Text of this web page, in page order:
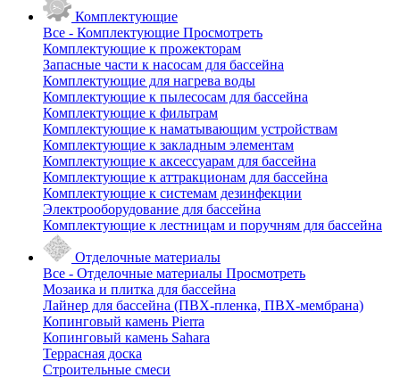
Комплектующие
Все - Комплектующие Просмотреть
Комплектующие к прожекторам
Запасные части к насосам для бассейна
Комплектующие для нагрева воды
Комплектующие к пылесосам для бассейна
Комплектующие к фильтрам
Комплектующие к наматывающим устройствам
Комплектующие к закладным элементам
Комплектующие к аксессуарам для бассейна
Комплектующие к аттракционам для бассейна
Комплектующие к системам дезинфекции
Электрооборудование для бассейна
Комплектующие к лестницам и поручням для бассейна
Отделочные материалы
Все - Отделочные материалы Просмотреть
Мозаика и плитка для бассейна
Лайнер для бассейна (ПВХ-пленка, ПВХ-мембрана)
Копинговый камень Pierra
Копинговый камень Sahara
Террасная доска
Строительные смеси